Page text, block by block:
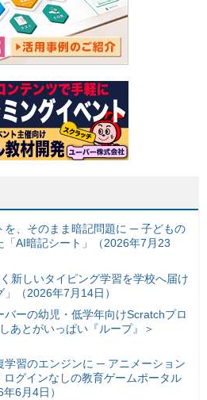
を、そのまま暗記問題に ─ 子どもの
「AI暗記シート」（2026年7月23
新しいタイピング学習を学校へ届け
（2026年7月14日）
ーの幼児・低学年向けScratchプロ
とがいっぱい『ループ』＞
学習のエンジンに ─ アニメーション
グインなしの教育ゲームポータル
6月4日）